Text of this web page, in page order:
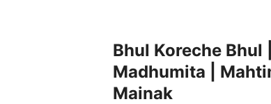
Bhul Koreche Bhul |
Madhumita |
Mainak